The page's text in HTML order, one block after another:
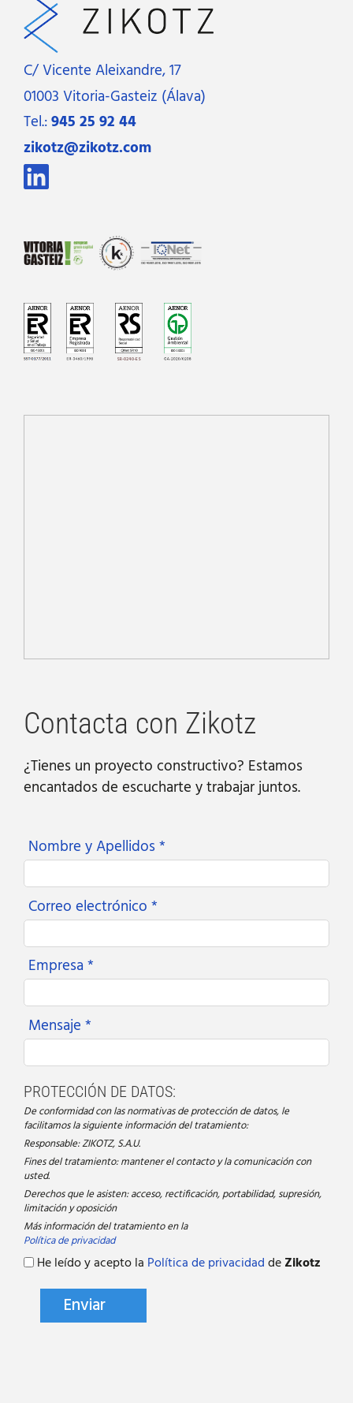
C/ Vicente Aleixandre, 17
01003 Vitoria-Gasteiz (Álava)
Tel.:945 25 92 44
zikotz@zikotz.com
SR-0240-ES
Contacta con Zikotz
¿Tienes un proyecto constructivo? Estamos
encantados de escucharte y trabajar juntos.
Nombre y Apellidos *
Correo electrónico *
Empresa *
Mensaje *
PROTECCIÓN DE DATOS:
De conformidad con las normativas de protección de datos, le
facilitamos la siguiente información del tratamiento:
Responsable: ZIKOTZ, S.A.U.
Fines del tratamiento: mantener el contacto y la comunicación con
usted.
Derechos que le asisten: acceso, rectificación, portabilidad, supresión,
limitación y oposición
Más información del tratamiento en la
Política de privacidad
He leído y acepto la Política de privacidaddeZikotz